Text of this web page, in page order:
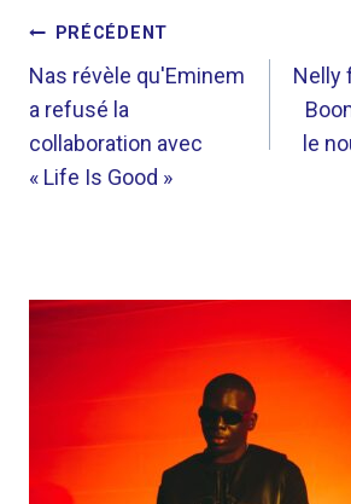
NAVIGATION
DE
L’ARTICLE
PRÉCÉDENT
Nas révèle qu'Eminem
a refusé la
collaboration avec
« Life Is Good »
Nelly
le